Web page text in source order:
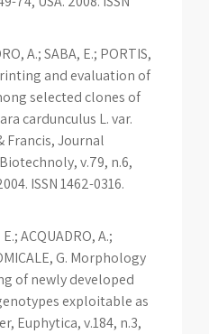
A.; SABA, E.; PORTIS,
and evaluation of
selected clones of
cardunculus L. var.
Francis, Journal
v.79, n.6,
ISSN 1462-0316.
ACQUADRO, A.;
G. Morphology
of newly developed
exploitable as
Euphytica, v.184, n.3,